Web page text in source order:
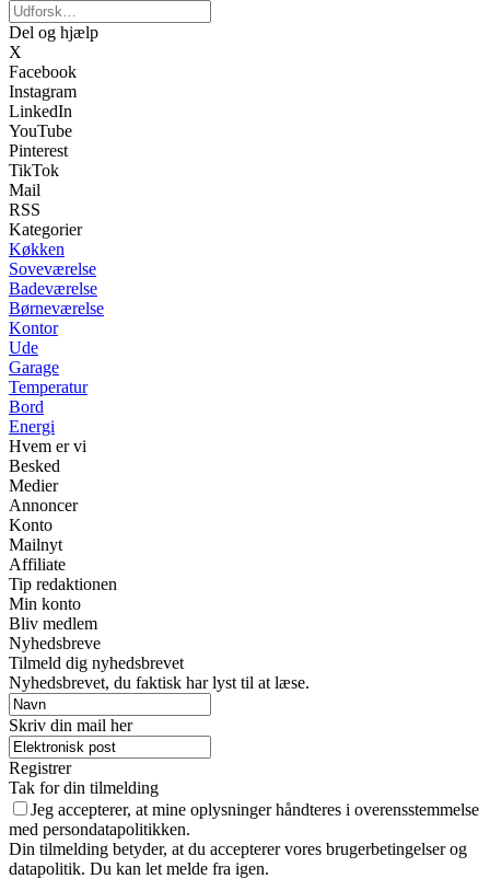
Del og hjælp
X
Facebook
Instagram
LinkedIn
YouTube
Pinterest
TikTok
Mail
RSS
Kategorier
Køkken
Soveværelse
Badeværelse
Børneværelse
Kontor
Ude
Garage
Temperatur
Bord
Energi
Hvem er vi
Besked
Medier
Annoncer
Konto
Mailnyt
Affiliate
Tip redaktionen
Min konto
Bliv medlem
Nyhedsbreve
Tilmeld dig nyhedsbrevet
Nyhedsbrevet, du faktisk har lyst til at læse.
Skriv din mail her
Registrer
Tak for din tilmelding
Jeg accepterer, at mine oplysninger håndteres i overensstemmelse
med persondatapolitikken.
Din tilmelding betyder, at du accepterer vores brugerbetingelser og
datapolitik. Du kan let melde fra igen.